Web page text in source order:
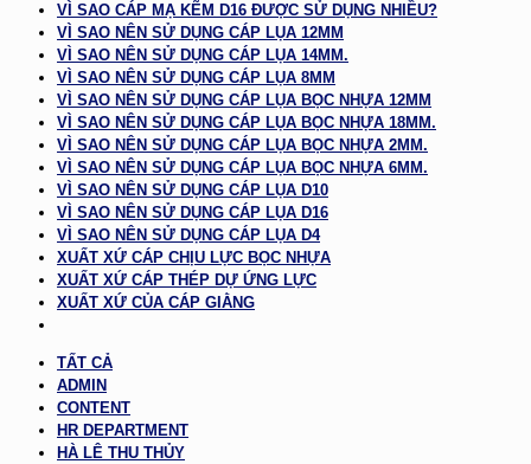
VÌ SAO CÁP MẠ KẼM D16 ĐƯỢC SỬ DỤNG NHIỀU?
VÌ SAO NÊN SỬ DỤNG CÁP LỤA 12MM
VÌ SAO NÊN SỬ DỤNG CÁP LỤA 14MM.
VÌ SAO NÊN SỬ DỤNG CÁP LỤA 8MM
VÌ SAO NÊN SỬ DỤNG CÁP LỤA BỌC NHỰA 12MM
VÌ SAO NÊN SỬ DỤNG CÁP LỤA BỌC NHỰA 18MM.
VÌ SAO NÊN SỬ DỤNG CÁP LỤA BỌC NHỰA 2MM.
VÌ SAO NÊN SỬ DỤNG CÁP LỤA BỌC NHỰA 6MM.
VÌ SAO NÊN SỬ DỤNG CÁP LỤA D10
VÌ SAO NÊN SỬ DỤNG CÁP LỤA D16
VÌ SAO NÊN SỬ DỤNG CÁP LỤA D4
XUẤT XỨ CÁP CHỊU LỰC BỌC NHỰA
XUẤT XỨ CÁP THÉP DỰ ỨNG LỰC
XUẤT XỨ CỦA CÁP GIẰNG
TẤT CẢ
ADMIN
CONTENT
HR DEPARTMENT
HÀ LÊ THU THỦY